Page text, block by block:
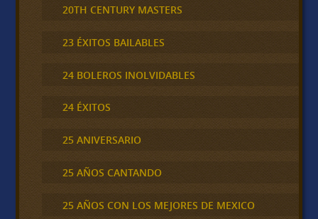
20TH CENTURY MASTERS
23 ÉXITOS BAILABLES
24 BOLEROS INOLVIDABLES
24 ÉXITOS
25 ANIVERSARIO
25 AÑOS CANTANDO
25 AÑOS CON LOS MEJORES DE MEXICO